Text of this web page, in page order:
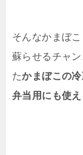
そんなかまぼ
蘇らせるチャ
たかまぼこの
弁当用にも使